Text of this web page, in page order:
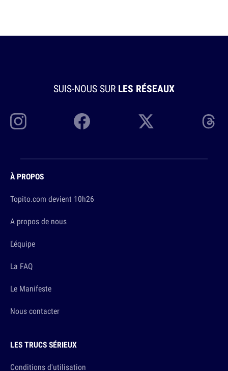
SUIS-NOUS SUR LES RÉSEAUX
À PROPOS
Topito.com devient 10h26
A propos de nous
L'équipe
La FAQ
Le Manifeste
Nous contacter
LES TRUCS SÉRIEUX
Conditions d'utilisation